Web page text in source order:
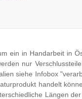
ein in Handarbeit in
nur
siehe Infobox
handelt
Längen